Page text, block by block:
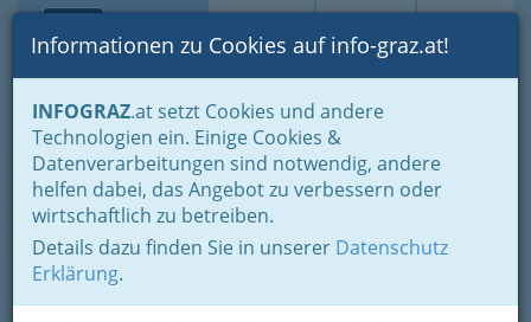
Suche Login Toggle
Informationen zu Cookies auf info-graz.at!
INFOGRAZ.at setzt Cookies und andere
Technologien ein. Einige Cookies &
Datenverarbeitungen sind notwendig, andere
helfen dabei, das Angebot zu verbessern oder
wirtschaftlich zu betreiben.
Details dazu finden Sie in unserer Datenschutz
Erklärung.
Home Branchen
Wellness & Beauty
Fingernagelstudios - Schönheit und Pflege
Vrabel-Top-Solar GmbH
Triester Straße 478, 8055 Seiersberg
+43 316 296 966
+43 664 9220 717